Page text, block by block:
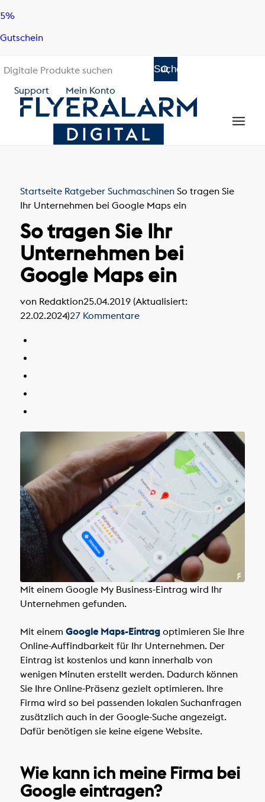
Skip
content
Skip
navigation
5%
Gutschein
Support Mein Konto
Startseite Ratgeber Suchmaschinen So tragen Sie
Ihr Unternehmen bei Google Maps ein
So tragen Sie Ihr
Unternehmen bei
Google Maps ein
von Redaktion25.04.2019 (Aktualisiert:
22.02.2024)27 Kommentare
Mit einem Google My Business-Eintrag wird Ihr
Unternehmen gefunden.
Mit einem Google Maps-Eintragoptimieren Sie Ihre
Online-Auffindbarkeit für Ihr Unternehmen. Der
Eintrag ist kostenlos und kann innerhalb von
wenigen Minuten erstellt werden. Dadurch können
Sie Ihre Online-Präsenz gezielt optimieren. Ihre
Firma wird so bei passenden lokalen Suchanfragen
zusätzlich auch in der Google-Suche angezeigt.
Dafür benötigen sie keine eigene Website.
Wie kann ich meine Firma bei
Google eintragen?